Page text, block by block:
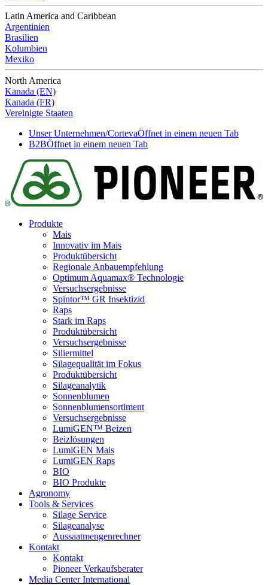
Latin America and Caribbean
Argentinien
Brasilien
Kolumbien
Mexiko
North America
Kanada (EN)
Kanada (FR)
Vereinigte Staaten
Unser Unternehmen/CortevaÖffnet in einem neuen Tab
B2BÖffnet in einem neuen Tab
Produkte
Mais
Innovativ im Mais
Produktübersicht
Regionale Anbauempfehlung
Optimum Aquamax® Technologie
Versuchsergebnisse
Spintor™ GR Insektizid
Raps
Stark im Raps
Produktübersicht
Versuchsergebnisse
Siliermittel
Silagequalität im Fokus
Produktübersicht
Silageanalytik
Sonnenblumen
Sonnenblumensortiment
Versuchsergebnisse
LumiGEN™ Beizen
Beizlösungen
LumiGEN Mais
LumiGEN Raps
BIO
BIO Produkte
Agronomy
Tools & Services
Silage Service
Silageanalyse
Aussaatmengenrechner
Kontakt
Kontakt
Pioneer Verkaufsberater
Media Center International